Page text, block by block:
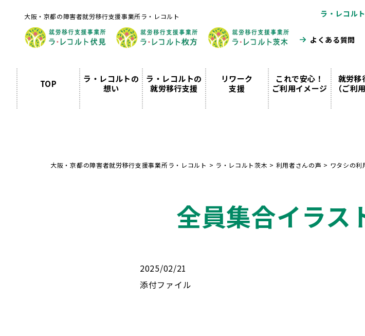
大阪・京都の障害者就労移行支援事業所ラ・レコルト ラ・レコル
よくある質問
TOP
ラ・レコルトの
想い
ラ・レコルトの
就労移行支援
リワーク
支援
これで安心！
ご利用イメージ
就労移
（ご利
大阪・京都の障害者就労移行支援事業所ラ・レコルト > ラ・レコルト茨木 > 利用者さんの声 > ワタシの
全員集合イラス
2025/02/21
添付ファイル